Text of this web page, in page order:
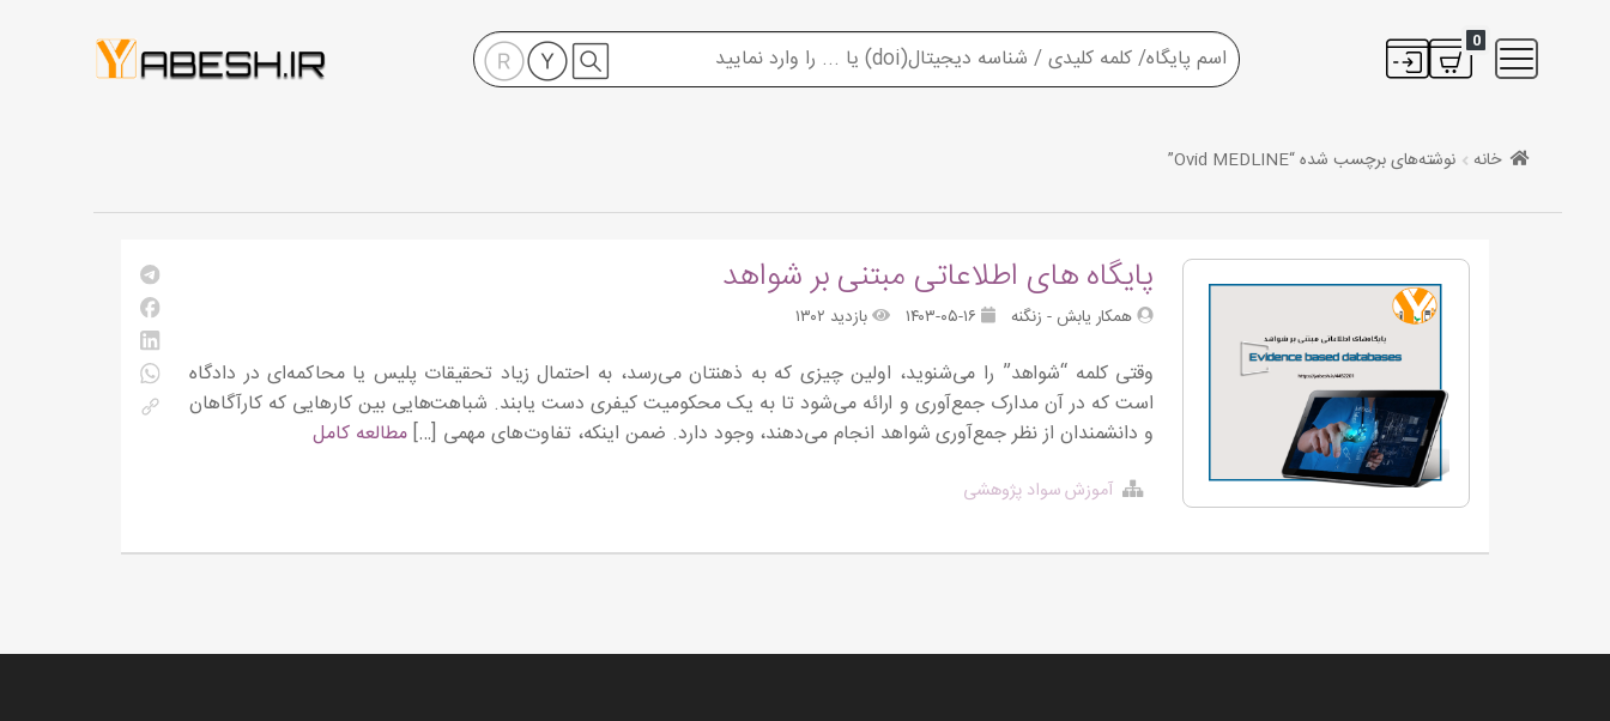
0
خانه نوشته‌های برچسب شده “Ovid MEDLINE”
پایگاه های اطلاعاتی مبتنی بر شواهد
همکار یابش - زنگنه بازدید ۱۳۰۲
وقتی کلمه “شواهد” را می‌شنوید، اولین چیزی که به ذهنتان می‌رسد، به احتمال زیاد تحقیقات پلیس یا محاکمه‌ای در دادگاه
است که در آن مدارک جمع‌آوری و ارائه می‌شود تا به یک محکومیت کیفری دست یابند. شباهت‌هایی بین کارهایی که کارآگاهان
و دانشمندان از نظر جمع‌آوری شواهد انجام می‌دهند، وجود دارد. ضمن اینکه، تفاوت‌های مهمی […]مطالعه کامل
آموزش سواد پژوهشی